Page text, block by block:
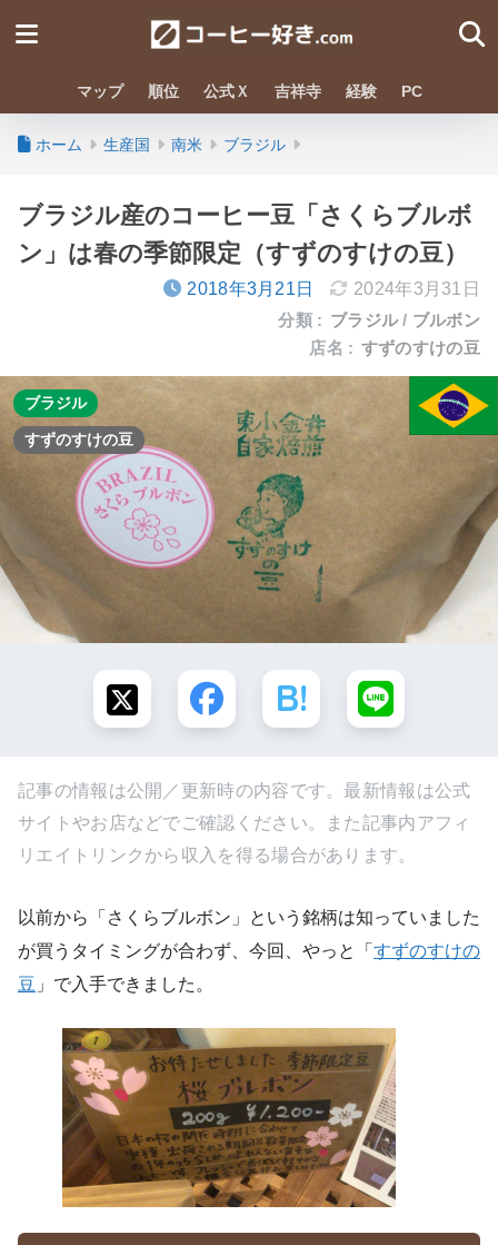
マップ 順位 公式Ｘ 吉祥寺 経験 PC
ホーム 生産国 南米 ブラジル
ブラジル産のコーヒー豆「さくらブルボ
ン」は春の季節限定（すずのすけの豆）
2018年3月21日
2024年3月31日
分類 : ブラジル
ブルボン
店名 : すずのすけの豆
ブラジル
すずのすけの豆
記事の情報は公開／更新時の内容です。最新情報は公式
サイトやお店などでご確認ください。また記事内アフィ
リエイトリンクから収入を得る場合があります。
以前から「さくらブルボン」という銘柄は知っていました
が買うタイミングが合わず、今回、やっと「 すずのすけの
豆 」で入手できました。